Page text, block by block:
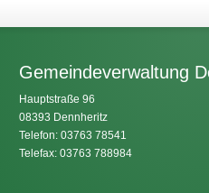
Gemeindeverwaltung
Hauptstraße 96
08393 Dennheritz
Telefon: 03763 78541
Telefax: 03763 788984